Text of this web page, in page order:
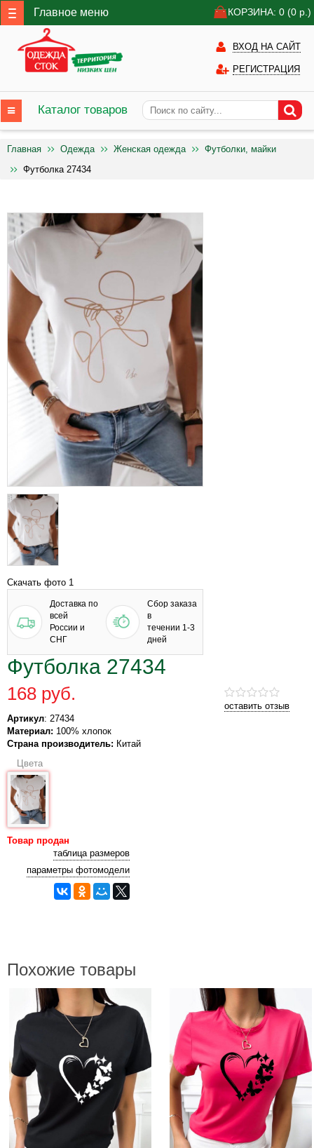
Главное меню КОРЗИНА: 0 (0 р.)
ВХОД НА САЙТ
РЕГИСТРАЦИЯ
Каталог товаров
Главная Одежда Женская одежда
Футболки, майки
Футболка 27434
Скачать фото 1
Доставка по
всей
России и
СНГ
Сбор заказа
в
течении 1-3
дней
Футболка 27434
оставить отзыв
168 руб.
Артикул: 27434
Материал: 100% хлопок
Страна производитель: Китай
Цвета
Товар продан
таблица размеров
параметры фотомодели
Похожие товары